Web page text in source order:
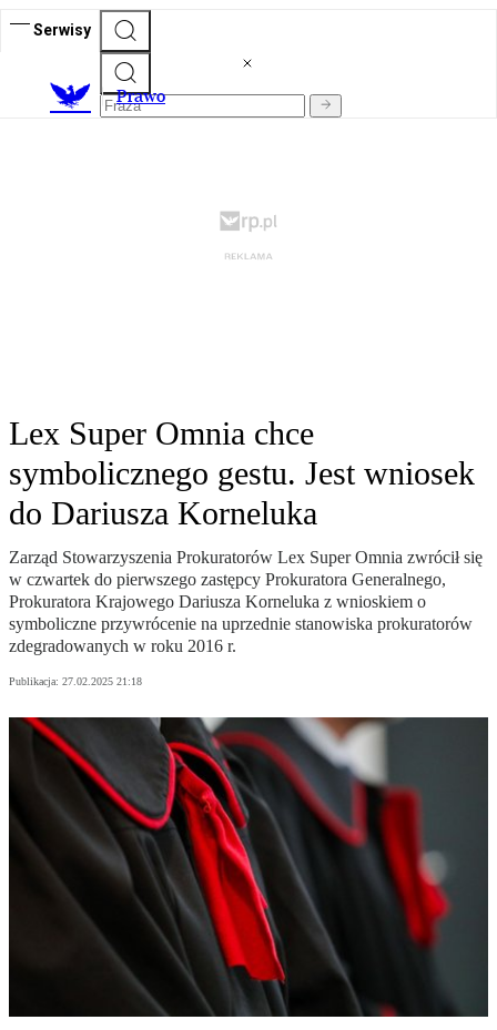
Serwisy
Prawo
Lex Super Omnia chce
symbolicznego gestu. Jest wniosek
do Dariusza Korneluka
Zarząd Stowarzyszenia Prokuratorów Lex Super Omnia zwrócił się
w czwartek do pierwszego zastępcy Prokuratora Generalnego,
Prokuratora Krajowego Dariusza Korneluka z wnioskiem o
symboliczne przywrócenie na uprzednie stanowiska prokuratorów
zdegradowanych w roku 2016 r.
Publikacja: 27.02.2025 21:18